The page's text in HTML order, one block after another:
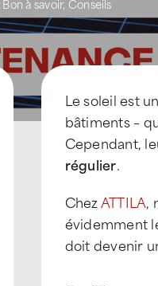
Bon à savoir, Conseils
Le soleil est
bâtiments –
Cependant,
régulier.
ChezATTILA,
évidemment
doit devenir